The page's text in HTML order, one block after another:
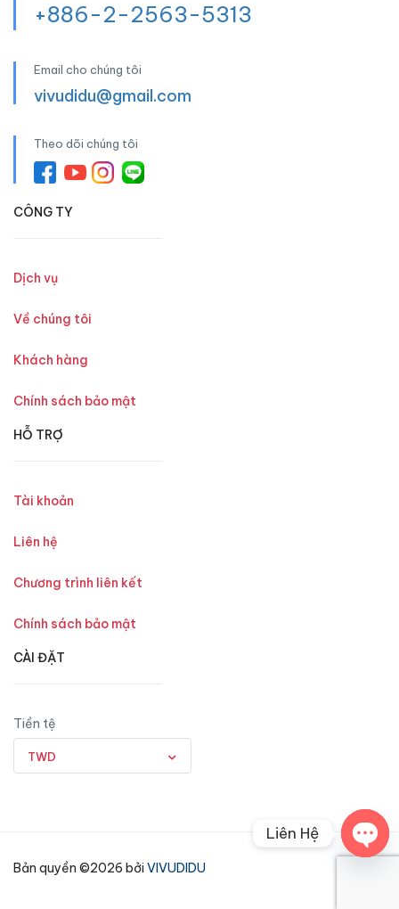
+886-2-2563-5313
Email cho chúng tôi
vivudidu@gmail.com
Theo dõi chúng tôi
CÔNG TY
Dịch vụ
Về chúng tôi
Khách hàng
Chính sách bảo mật
HỖ TRỢ
Tài khoản
Liên hệ
Chương trình liên kết
Chính sách bảo mật
CÀI ĐẶT
Tiền tệ
TWD
Bản quyền ©2026 bởi VIVUDIDU
Liên Hệ